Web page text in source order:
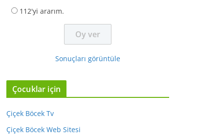
112'yi ararım.
Sonuçları görüntüle
Çocuklar için
Çiçek Böcek Tv
Çiçek Böcek Web Sitesi